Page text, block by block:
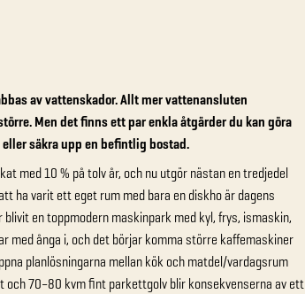
av vattenskador. Allt mer vattenansluten
Men det finns ett par enkla åtgärder du kan göra
säkra upp en befintlig bostad.
med 10 % på tolv år, och nu utgör nästan en tredjedel
ha varit ett eget rum med bara en diskho är dagens
en toppmodern maskinpark med kyl, frys, ismaskin,
med ånga i, och det börjar komma större kaffemaskiner
planlösningarna mellan kök och matdel/vardagsrum
och 70–80 kvm fint parkettgolv blir konsekvenserna av ett